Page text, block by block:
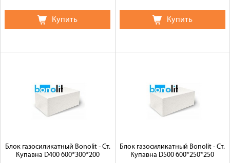
Купить Купить
Блок газосиликатный Bonolit - Ст.
Купавна D400 600*300*200
Блок газосиликатный Bonolit - Ст.
Купавна D500 600*250*250